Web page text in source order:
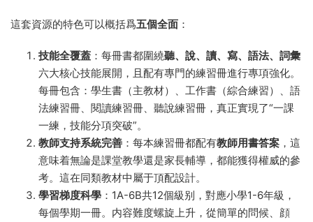
這套資源的特色可以概括爲五個全面 ：
技能全覆蓋 ：每冊書都圍繞聽、說、讀、寫、語法、詞彙
六大核心技能展開，且配有專門的練習冊進行專項強化。
每冊包含：學生書（主教材）、工作書（綜合練習）、語
法練習冊、閱讀練習冊、聽說練習冊，真正實現了“一課
一練，技能分項突破”。
教師支持系統完善 ：每本練習冊都配有教師用書答案 ，這
意味着無論是課堂教學還是家長輔導，都能獲得權威的參
考。這在同類教材中屬于頂配設計。
學習梯度科學 ：1A-6B共12個級别，對應小學1-6年級，
每個學期一冊。内容難度螺旋上升，從簡單的問候、顔